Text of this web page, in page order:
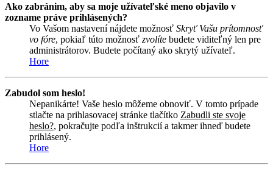
Ako zabránim, aby sa moje užívateľské meno objavilo v
zozname práve prihlásených?
Vo Vašom nastavení nájdete možnosť Skryť Vašu prítomnosť
vo fóre, pokiaľ túto možnosť zvolíte budete viditeľný len pre
administrátorov. Budete počítaný ako skrytý užívateľ.
Hore
Zabudol som heslo!
Nepanikárte! Vaše heslo môžeme obnoviť. V tomto prípade
stlačte na prihlasovacej stránke tlačítko Zabudli ste svoje
heslo?, pokračujte podľa inštrukcií a takmer ihneď budete
prihlásený.
Hore